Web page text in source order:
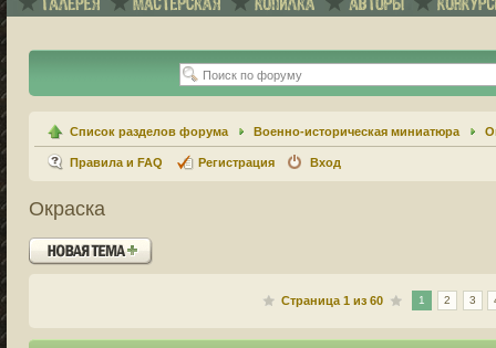
Список разделов форума Военно-историческая миниатюра
Правила и FAQ Регистрация Вход
Окраска
Новая тема
Страница1 из60 1 2 3